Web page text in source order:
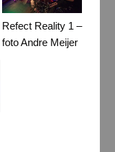
Refect Reality 1 –
foto Andre Meijer